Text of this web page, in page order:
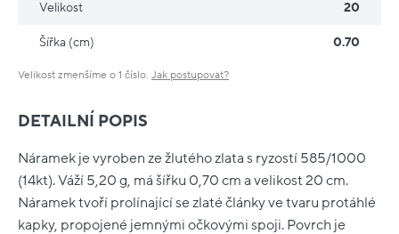
DETAILNÍ POPIS
Náramek je vyroben ze žlutého zlata s ryzostí 585/1000
(14kt). Váží 5,20 g, má šířku 0,70 cm a velikost 20 cm.
Náramek tvoří prolínající se zlaté články ve tvaru protáhlé
kapky, propojené jemnými očkovými spoji. Povrch je
Velikost 20
Šířka (cm) 0.70
Velikost zmenšíme o 1 číslo. Jak postupovat?